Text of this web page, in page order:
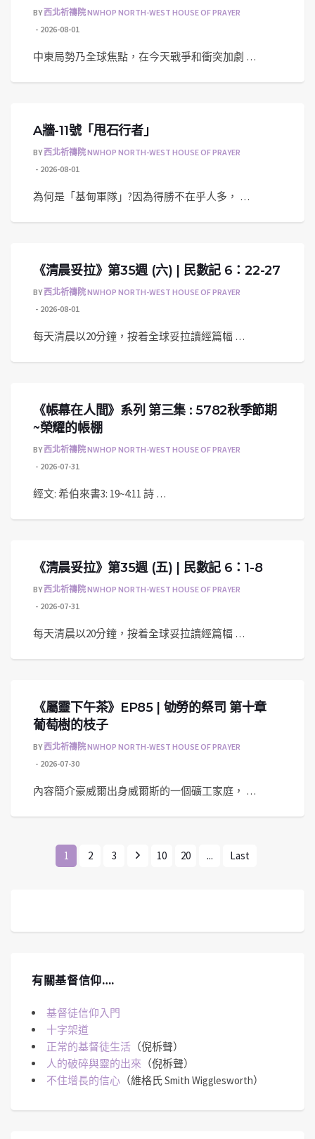
BY西北祈禱院 NWHOP NORTH-WEST HOUSE OF PRAYER
2026-08-01
中東局勢乃全球焦點，在今天戰爭和衝突加劇 …
A牆-11號「甩石行者」
BY西北祈禱院 NWHOP NORTH-WEST HOUSE OF PRAYER
2026-08-01
為何是「基甸軍隊」?因為得勝不在乎人多， …
《清晨妥拉》第35週 (六) | 民數記 6：22-27
BY西北祈禱院 NWHOP NORTH-WEST HOUSE OF PRAYER
2026-08-01
每天清晨以20分鐘，按着全球妥拉讀經篇幅 …
《帳幕在人間》系列 第三集 : 5782秋季節期
~榮耀的帳棚
BY西北祈禱院 NWHOP NORTH-WEST HOUSE OF PRAYER
2026-07-31
經文: 希伯來書3: 19~4:11 詩 …
《清晨妥拉》第35週 (五) | 民數記 6：1-8
BY西北祈禱院 NWHOP NORTH-WEST HOUSE OF PRAYER
2026-07-31
每天清晨以20分鐘，按着全球妥拉讀經篇幅 …
《屬靈下午茶》EP85 | 劬勞的祭司 第十章
葡萄樹的枝子
BY西北祈禱院 NWHOP NORTH-WEST HOUSE OF PRAYER
2026-07-30
內容簡介豪威爾出身威爾斯的一個礦工家庭， …
1 2 3 10 20 ... Last
有關基督信仰….
基督徒信仰入門
十字架道
正常的基督徒生活 （倪柝聲）
人的破碎與靈的出來 （倪柝聲）
不住增長的信心 （維格氏 Smith Wigglesworth）